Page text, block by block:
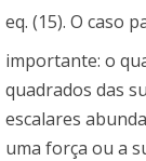
eq. (15). O caso
importante: o
quadrados das
escalares
uma força ou a